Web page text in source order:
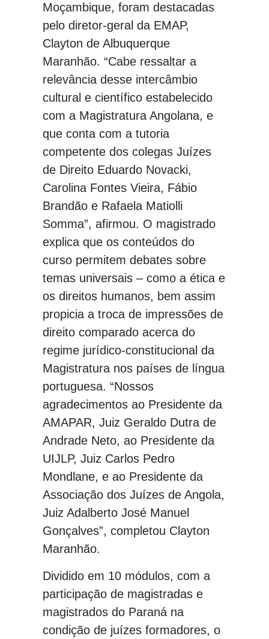
Moçambique, foram destacadas
pelo diretor-geral da EMAP,
Clayton de Albuquerque
Maranhão. “Cabe ressaltar a
relevância desse intercâmbio
cultural e científico estabelecido
com a Magistratura Angolana, e
que conta com a tutoria
competente dos colegas Juízes
de Direito Eduardo Novacki,
Carolina Fontes Vieira, Fábio
Brandão e Rafaela Matiolli
Somma”, afirmou. O magistrado
explica que os conteúdos do
curso permitem debates sobre
temas universais – como a ética e
os direitos humanos, bem assim
propicia a troca de impressões de
direito comparado acerca do
regime jurídico-constitucional da
Magistratura nos países de língua
portuguesa. “Nossos
agradecimentos ao Presidente da
AMAPAR, Juiz Geraldo Dutra de
Andrade Neto, ao Presidente da
UIJLP, Juiz Carlos Pedro
Mondlane, e ao Presidente da
Associação dos Juízes de Angola,
Juiz Adalberto José Manuel
Gonçalves”, completou Clayton
Maranhão.
Dividido em 10 módulos, com a
participação de magistradas e
magistrados do Paraná na
condição de juízes formadores, o